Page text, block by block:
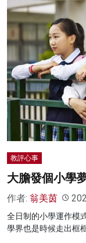
教評心事
大膽發個小學
作者: 翁美茵
全日制的小學運作模
學界也是時候走出框